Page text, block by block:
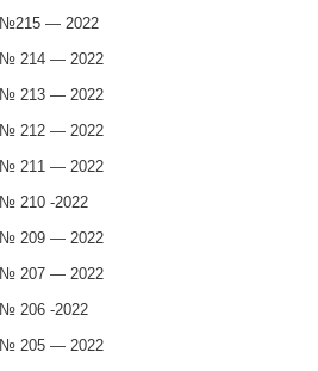
№215 — 2022
№ 214 — 2022
№ 213 — 2022
№ 212 — 2022
№ 211 — 2022
№ 210 -2022
№ 209 — 2022
№ 207 — 2022
№ 206 -2022
№ 205 — 2022